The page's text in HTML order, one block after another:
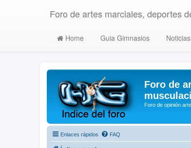
Foro de artes marciales, deportes
Home Guia Gimnasios
Foro de
Foro de opinión
Enlaces rápidos FAQ